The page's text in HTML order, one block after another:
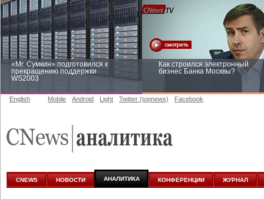
«Mr. Сумкин» подготовился к
прекращению поддержки
WS2003
Как строился электронный
бизнес Банка Москвы?
аналитике
English Mobile Android Light Twitter (topnews) Facebook
CNEWS НОВОСТИ АНАЛИТИКА КОНФЕРЕНЦИИ ЖУРНАЛ